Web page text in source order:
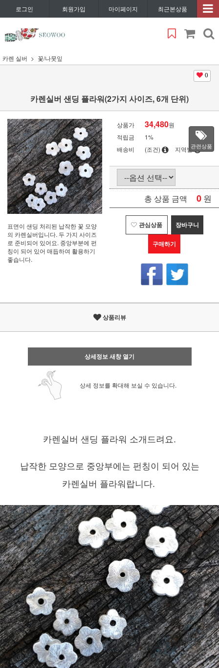
로그인 회원가입 마이페이지 최근본상품
카렌 실버 꽃/나뭇잎
0
카렌실버 샌딩 플라워(2가지 사이즈, 6개 단위)
표면이 샌딩 처리된 납작한 꽃 모양
의 카렌실버입니다. 두 가지 사이즈
로 준비되어 있어요. 중앙부분에 펀
칭이 되어 있어 매듭하여 활용하기
좋습니다.
상품가 34,480원
적립금
1%
배송비
(조건) 지역별관련상품
총 상품 금액 0 원
관심상품 장바구니
구매하기
상품리뷰
상세정보 새창 열기
상세 정보를 확대해 보실 수 있습니다.
카렌실버 샌딩 플라워 소개드려요.
납작한 모양으로 중앙부에는 펀칭이 되어 있는
카렌실버 플라워랍니다.